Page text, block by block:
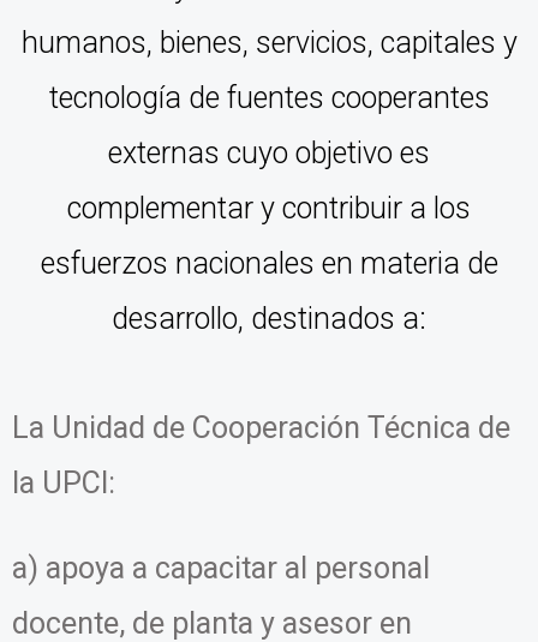
humanos, bienes, servicios, capitales y
tecnología de fuentes cooperantes
externas cuyo objetivo es
complementar y contribuir a los
esfuerzos nacionales en materia de
desarrollo, destinados a:
La Unidad de Cooperación Técnica de
la UPCI:
a) apoya a capacitar al personal
docente, de planta y asesor en